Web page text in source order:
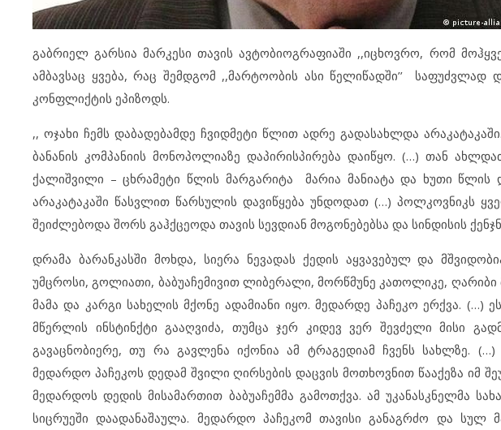
გაბრიელ გარსია მარკესი თავის ავტობიოგრაფიაში ,,იცხოვრო, რომ
ამბავსაც ყვება, რაც შემდგომ ,,მარტოობის ასი წელიწადში’’
კონფლიქტის ეპიზოდს.
,, ოჯახი ჩემს დაბადებამდე ჩვიდმეტი წლით ადრე გადასახლდა
ბანანის კომპანიის მონოპოლიაზე დაპირისპირება დაიწყო. (…) თან
ქალიშვილი – ცხრამეტი წლის მარგარიტა მარია მანიატა და ხუთი წლის
არაკატაკაში წასვლით წარსულის დავიწყება უნდოდათ (…) პოლკოვნიკს
შეიძლებოდა შორს გაჰქცეოდა თავის სევდიან მოგონებებსა და სინდისის
დრამა ბარანკასში მოხდა, სიერა ნევადას ქედის აყვავებულ და
უმცროსი, გოლიათი, ბაბუაჩემივით ლიბერალი, მორწმუნე კათოლიკე,
მამა და კარგი სახელის მქონე ადამიანი იყო. მედარდე პაჩეკო ერქვა. (…)
მწერლის ინსტინქტი გააღვიძა, თუმცა ჯერ კიდევ ვერ შევძელი მისი
გავაცნობიერე, თუ რა გავლენა იქონია ამ ტრაგედიამ ჩვენს სახლზე.
მედარდო პაჩეკოს დედამ შვილი ღირსების დაცვის მოთხოვნით წააქეზა იმ
მედარდოს დედის მისამართით ბაბუაჩემმა გამოთქვა. ამ უკანასკნელმა
სიცრუეში დაადანაშაულა. მედარდო პაჩეკომ თავისი განაგრძო და სულ